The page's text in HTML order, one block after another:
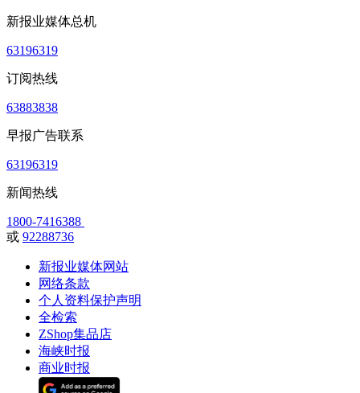
新报业媒体总机
63196319
订阅热线
63883838
早报广告联系
63196319
新闻热线
1800-7416388
或 92288736
新报业媒体网站
网络条款
个人资料保护声明
全检索
ZShop集品店
海峡时报
商业时报